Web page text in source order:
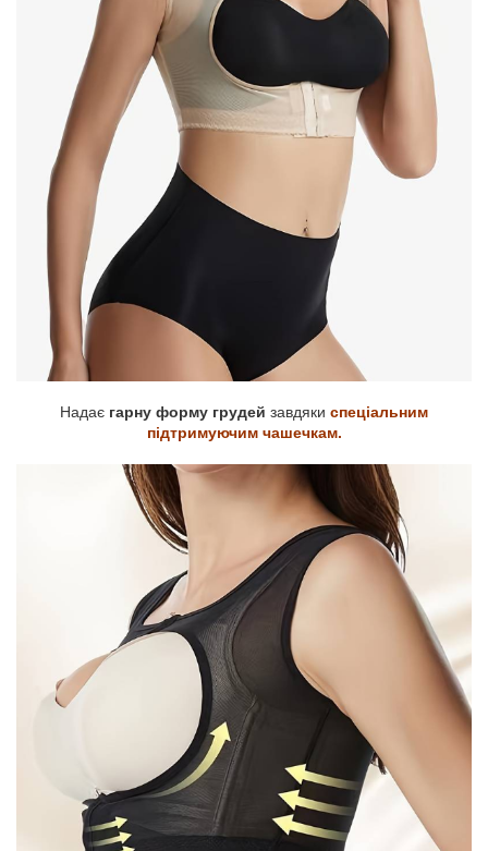
Надає гарну форму грудей завдяки спеціальним
підтримуючим чашечкам.